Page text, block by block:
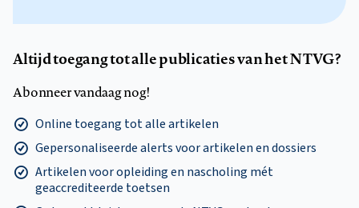
Altijd toegang tot alle publicaties van het NTVG?
Abonneer vandaag nog!
Online toegang tot alle artikelen
Gepersonaliseerde alerts voor artikelen en dossiers
Artikelen voor opleiding en nascholing mét
geaccrediteerde toetsen